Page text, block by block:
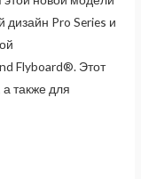
Pro Series и
Flyboard®. Этот
также для